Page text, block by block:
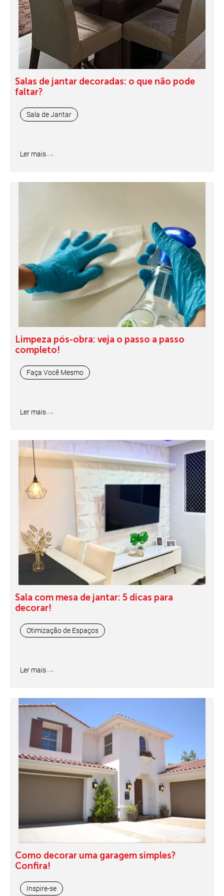
Salas de jantar decoradas: o que não pode
faltar?
Sala de Jantar
Ler mais
Limpeza pós-obra: veja o passo a passo
completo!
Faça Você Mesmo
Ler mais
Sala com mesa de jantar: 5 dicas para
decorar!
Otimização de Espaços
Ler mais
Como decorar uma garagem simples?
Confira!
Inspire-se